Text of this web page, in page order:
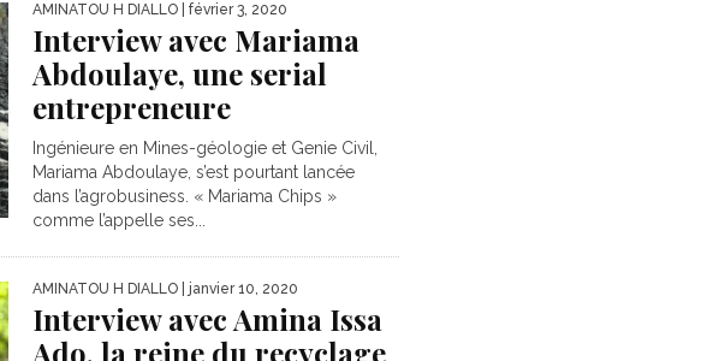
AMINATOU H DIALLO | février 3, 2020
Interview avec Mariama
Abdoulaye, une serial
entrepreneure
Ingénieure en Mines-géologie et Genie Civil,
Mariama Abdoulaye, s’est pourtant lancée
dans l’agrobusiness. « Mariama Chips »
comme l’appelle ses...
AMINATOU H DIALLO | janvier 10, 2020
Interview avec Amina Issa
Ado, la reine du recyclage